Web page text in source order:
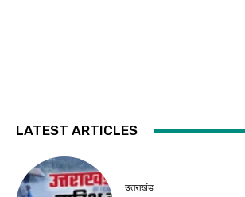
LATEST ARTICLES
उत्तराखंड